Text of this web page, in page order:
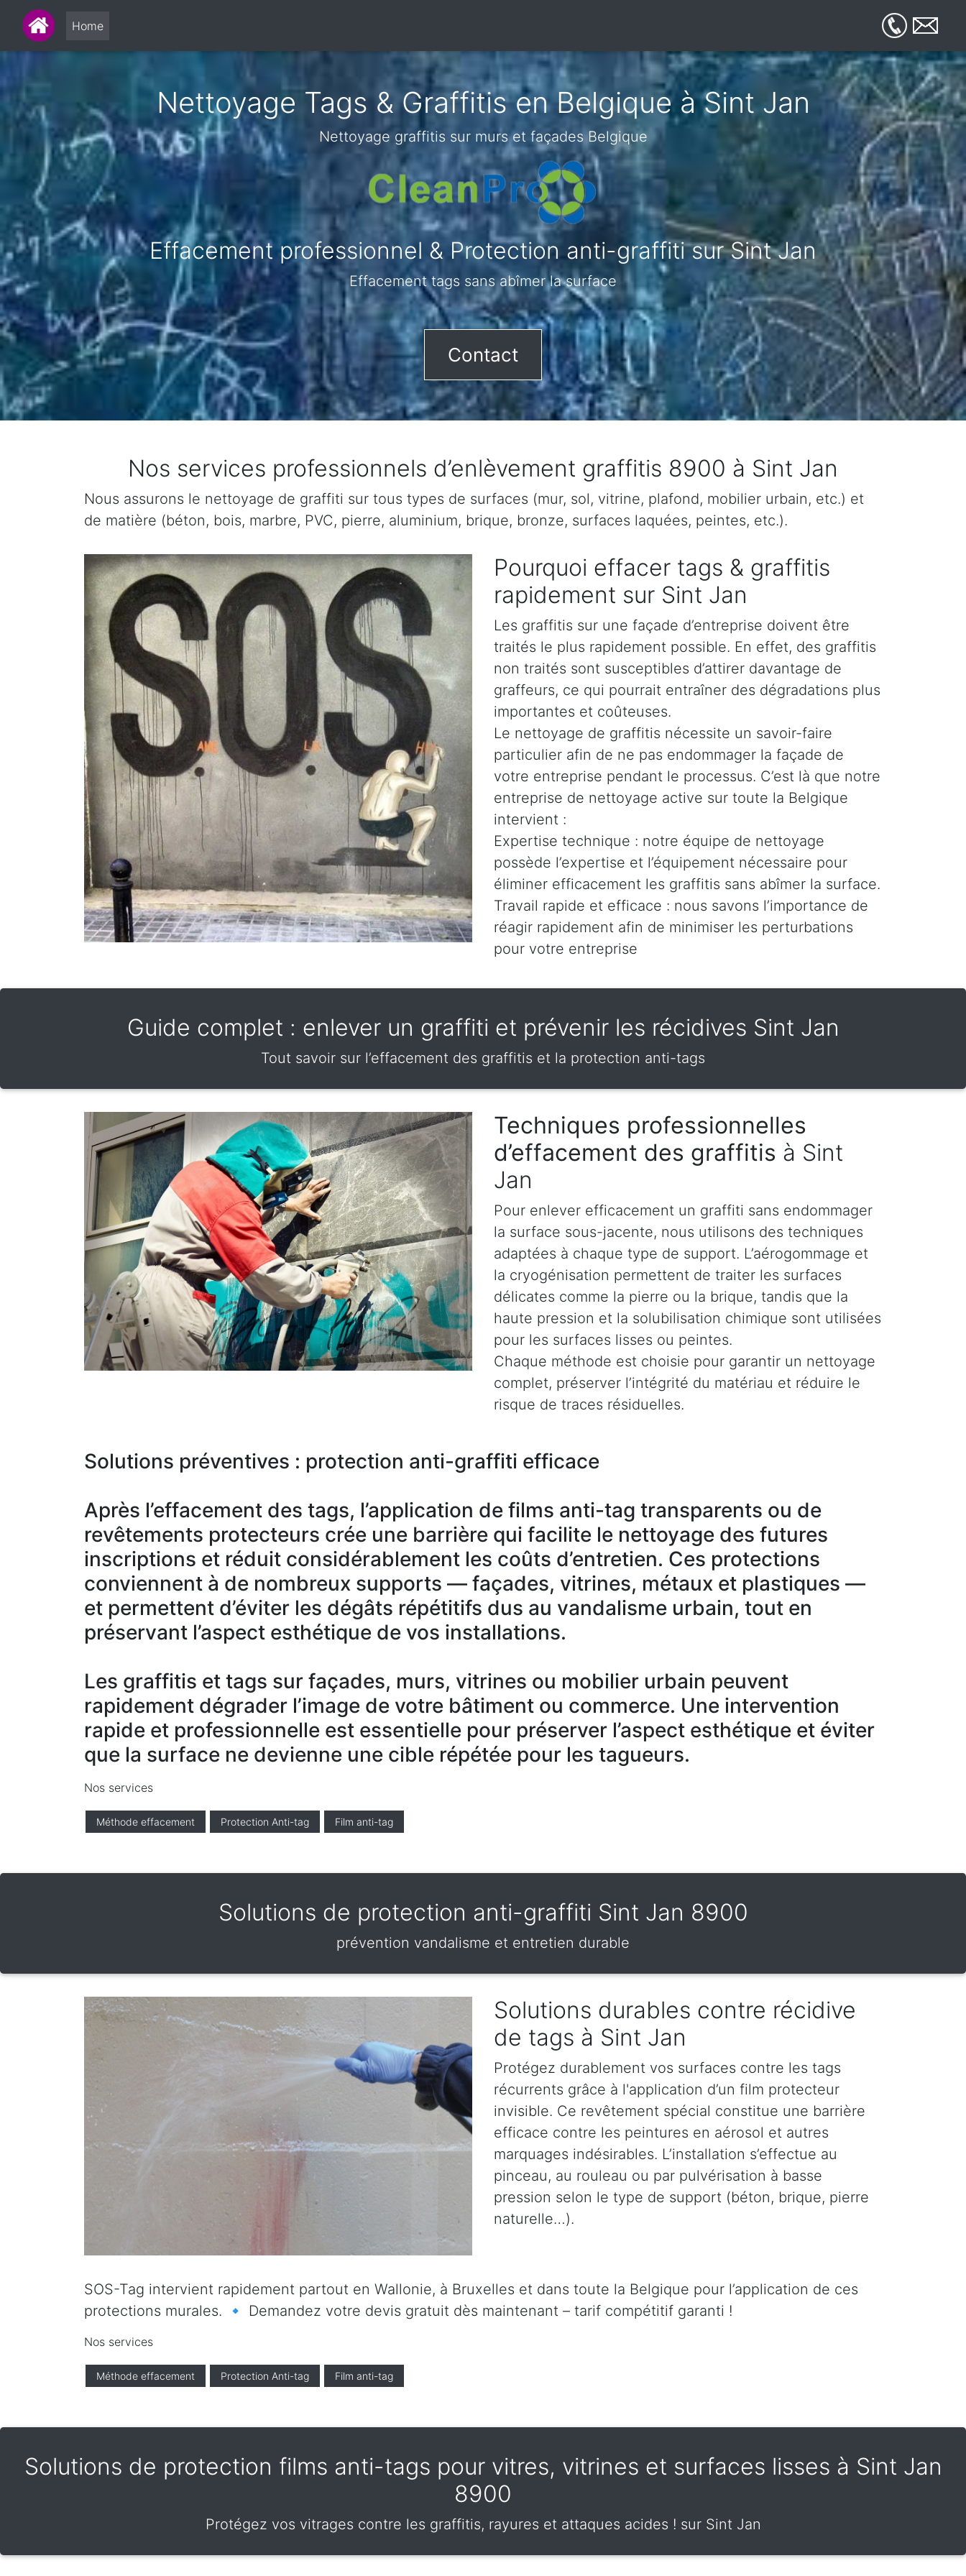
Home
Nettoyage Tags & Graffitis en Belgique à Sint Jan
Nettoyage graffitis sur murs et façades Belgique
Effacement professionnel & Protection anti-graffiti sur Sint Jan
Effacement tags sans abîmer la surface
Contact
Nos services professionnels d’enlèvement graffitis 8900 à Sint Jan
Nous assurons le nettoyage de graffiti sur tous types de surfaces (mur, sol, vitrine, plafond, mobilier urbain, etc.) et
de matière (béton, bois, marbre, PVC, pierre, aluminium, brique, bronze, surfaces laquées, peintes, etc.).
Pourquoi effacer tags & graffitis
rapidement sur Sint Jan
Les graffitis sur une façade d’entreprise doivent être
traités le plus rapidement possible. En effet, des graffitis
non traités sont susceptibles d’attirer davantage de
graffeurs, ce qui pourrait entraîner des dégradations plus
importantes et coûteuses.
Le nettoyage de graffitis nécessite un savoir-faire
particulier afin de ne pas endommager la façade de
votre entreprise pendant le processus. C’est là que notre
entreprise de nettoyage active sur toute la Belgique
intervient :
Expertise technique : notre équipe de nettoyage
possède l’expertise et l’équipement nécessaire pour
éliminer efficacement les graffitis sans abîmer la surface.
Travail rapide et efficace : nous savons l’importance de
réagir rapidement afin de minimiser les perturbations
pour votre entreprise
Guide complet : enlever un graffiti et prévenir les récidives Sint Jan
Tout savoir sur l’effacement des graffitis et la protection anti-tags
Techniques professionnelles
d’effacement des graffitis à Sint
Jan
Pour enlever efficacement un graffiti sans endommager
la surface sous-jacente, nous utilisons des techniques
adaptées à chaque type de support. L’aérogommage et
la cryogénisation permettent de traiter les surfaces
délicates comme la pierre ou la brique, tandis que la
haute pression et la solubilisation chimique sont utilisées
pour les surfaces lisses ou peintes.
Chaque méthode est choisie pour garantir un nettoyage
complet, préserver l’intégrité du matériau et réduire le
risque de traces résiduelles.
Solutions préventives : protection anti-graffiti efficace
Après l’effacement des tags, l’application de films anti-tag transparents ou de
revêtements protecteurs crée une barrière qui facilite le nettoyage des futures
inscriptions et réduit considérablement les coûts d’entretien. Ces protections
conviennent à de nombreux supports — façades, vitrines, métaux et plastiques —
et permettent d’éviter les dégâts répétitifs dus au vandalisme urbain, tout en
préservant l’aspect esthétique de vos installations.
Les graffitis et tags sur façades, murs, vitrines ou mobilier urbain peuvent
rapidement dégrader l’image de votre bâtiment ou commerce. Une intervention
rapide et professionnelle est essentielle pour préserver l’aspect esthétique et éviter
que la surface ne devienne une cible répétée pour les tagueurs.
Nos services
Méthode effacement Protection Anti-tag Film anti-tag
Solutions de protection anti-graffiti Sint Jan 8900
prévention vandalisme et entretien durable
Solutions durables contre récidive
de tags à Sint Jan
Protégez durablement vos surfaces contre les tags
récurrents grâce à l'application d’un film protecteur
invisible. Ce revêtement spécial constitue une barrière
efficace contre les peintures en aérosol et autres
marquages indésirables. L’installation s’effectue au
pinceau, au rouleau ou par pulvérisation à basse
pression selon le type de support (béton, brique, pierre
naturelle…).
SOS-Tag intervient rapidement partout en Wallonie, à Bruxelles et dans toute la Belgique pour l’application de ces
protections murales. 🔹 Demandez votre devis gratuit dès maintenant – tarif compétitif garanti !
Nos services
Méthode effacement Protection Anti-tag Film anti-tag
Solutions de protection films anti-tags pour vitres, vitrines et surfaces lisses à Sint Jan
8900
Protégez vos vitrages contre les graffitis, rayures et attaques acides ! sur Sint Jan